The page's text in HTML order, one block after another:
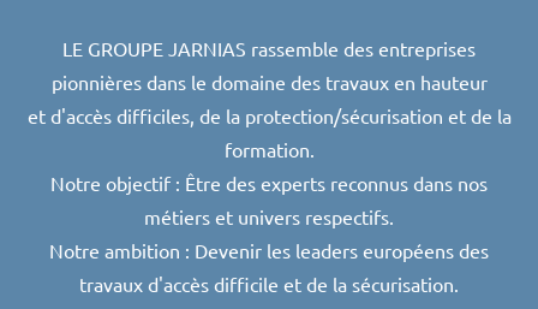
LE GROUPE JARNIAS rassemble des entreprises
pionnières dans le domaine des travaux en hauteur
et d'accès difficiles, de la protection/sécurisation et de la
formation.
Notre objectif : Être des experts reconnus dans nos
métiers et univers respectifs.
Notre ambition : Devenir les leaders européens des
travaux d'accès difficile et de la sécurisation.